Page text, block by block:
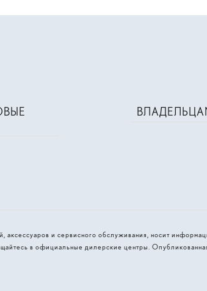
аксессуаров и сервисного обслуживания, носит
в официальные дилерские центры.